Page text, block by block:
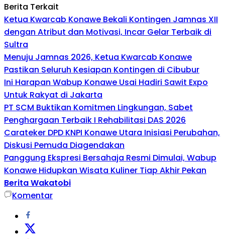
Berita Terkait
Ketua Kwarcab Konawe Bekali Kontingen Jamnas XII
dengan Atribut dan Motivasi, Incar Gelar Terbaik di
Sultra
Menuju Jamnas 2026, Ketua Kwarcab Konawe
Pastikan Seluruh Kesiapan Kontingen di Cibubur
Ini Harapan Wabup Konawe Usai Hadiri Sawit Expo
Untuk Rakyat di Jakarta
PT SCM Buktikan Komitmen Lingkungan, Sabet
Penghargaan Terbaik I Rehabilitasi DAS 2026
Carateker DPD KNPI Konawe Utara Inisiasi Perubahan,
Diskusi Pemuda Diagendakan
Panggung Ekspresi Bersahaja Resmi Dimulai, Wabup
Konawe Hidupkan Wisata Kuliner Tiap Akhir Pekan
Berita Wakatobi
Komentar